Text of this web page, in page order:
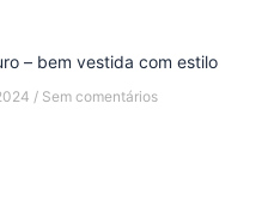
– bem vestida com estilo
Sem comentários